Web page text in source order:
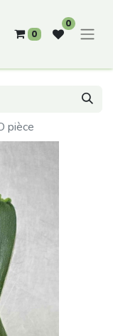
0
0
pièce